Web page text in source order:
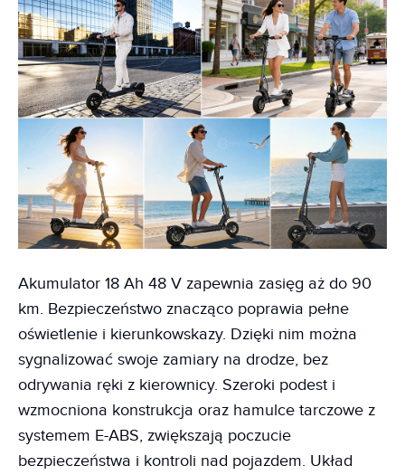
Akumulator 18 Ah 48 V zapewnia zasięg aż do 90
km. Bezpieczeństwo znacząco poprawia pełne
oświetlenie i kierunkowskazy. Dzięki nim można
sygnalizować swoje zamiary na drodze, bez
odrywania ręki z kierownicy. Szeroki podest i
wzmocniona konstrukcja oraz hamulce tarczowe z
systemem E-ABS, zwiększają poczucie
bezpieczeństwa i kontroli nad pojazdem. Układ